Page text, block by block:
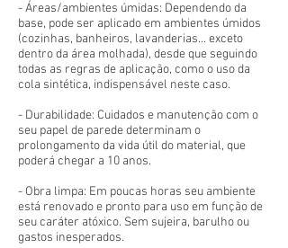
- Áreas/ambientes úmidas: Dependendo da
base, pode ser aplicado em ambientes úmidos
(cozinhas, banheiros, lavanderias... exceto
dentro da área molhada), desde que seguindo
todas as regras de aplicação, como o uso da
cola sintética, indispensável neste caso.
- Durabilidade: Cuidados e manutenção com o
seu papel de parede determinam o
prolongamento da vida útil do material, que
poderá chegar a 10 anos.
- Obra limpa: Em poucas horas seu ambiente
está renovado e pronto para uso em função de
seu caráter atóxico. Sem sujeira, barulho ou
gastos inesperados.